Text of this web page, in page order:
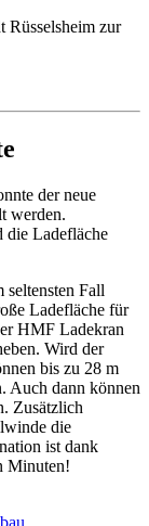
Rüsselsheim zur
der neue
werden.
die Ladefläche
Fall
Ladefläche für
HMF Ladekran
Wird der
bis zu 28 m
Auch dann können
Zusätzlich
die
ist dank
Minuten!